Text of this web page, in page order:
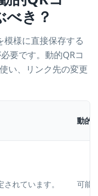
べき？
模様に直接保存する
要です。動的QRコ
い、リンク先の変更
動的
れています。 可能